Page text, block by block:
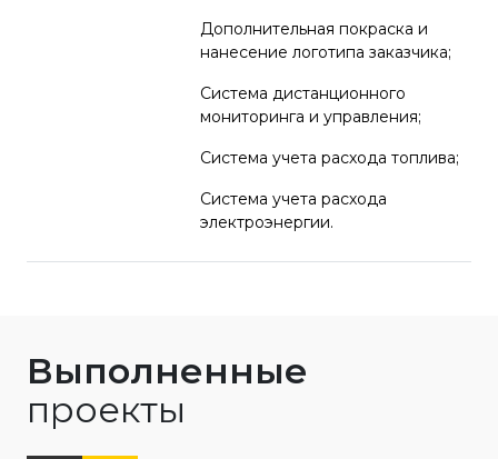
Дополнительная покраска и
нанесение логотипа заказчика;
Система дистанционного
мониторинга и управления;
Система учета расхода топлива;
Система учета расхода
электроэнергии.
Выполненные
проекты